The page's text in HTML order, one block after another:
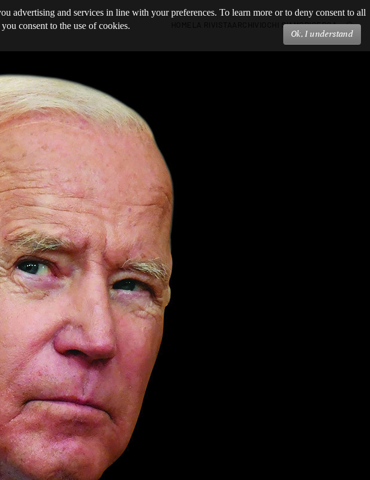
CHI SIAMORICERCA
and services in line with your preferences. To learn more or to deny consent to all
consent to the use of cookies.
Ok, I understand